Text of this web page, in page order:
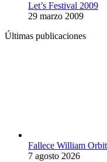
Let’s Festival 2009
29 marzo 2009
Últimas publicaciones
Fallece William Orbit
7 agosto 2026